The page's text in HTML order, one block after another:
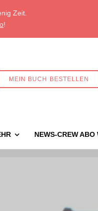
Zeit.
!
MEIN BUCH BESTELLEN
NEWS-CREW ABO